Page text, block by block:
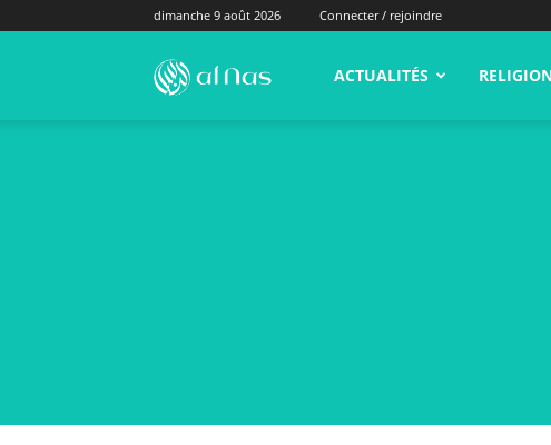
dimanche 9 août 2026 Connecter / rejoindre
alNas.fr ACTUALITÉS